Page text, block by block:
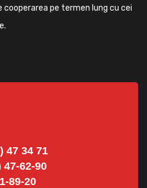
pe termen lung cu cei
47 34 71
47-62-90
89-20